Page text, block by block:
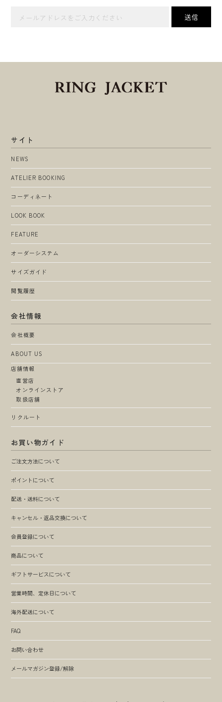
サイト
NEWS
ATELIER BOOKING
コーディネート
LOOK BOOK
FEATURE
オーダーシステム
サイズガイド
閲覧履歴
会社情報
会社概要
ABOUT US
店舗情報
直営店
オンラインストア
取扱店舗
リクルート
お買い物ガイド
ご注文方法について
ポイントについて
配送・送料について
キャンセル・返品交換について
会員登録について
商品について
ギフトサービスについて
営業時間、定休日について
海外配送について
FAQ
お問い合わせ
メールマガジン登録/解除